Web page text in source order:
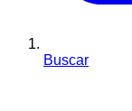
Buscar